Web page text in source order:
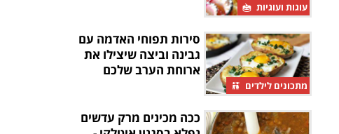
עוגות ועוגיות
מתכונים לילדים
סירות תפוחי האדמה עם
גבינה וביצה שיצילו את
ארוחת הערב שלכם
ככה מכינים מרק עדשים